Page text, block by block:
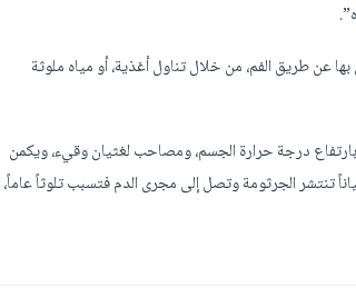
عن طريق الفم، من خلال تناول أغذية، أو مياه ملوثة
درجة حرارة الجسم، ومصاحب لغثيان وقيء، ويكمن
تنتشر الجرثومة وتصل إلى مجرى الدم فتسبب تلوثاً عاماً،